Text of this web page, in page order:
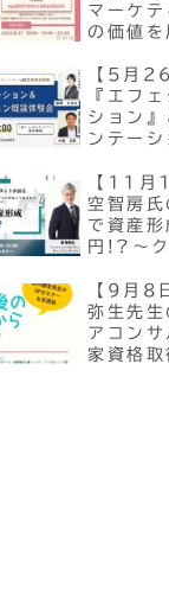
マーケテ
の価値を
習回！】
【5月
『エフ
ション』
ンテーシ
【11月
空智房
で資産
円!?〜ク
キャリ
おきた
DCのイ
【9月8
弥生先生
アコンサ
家資格取